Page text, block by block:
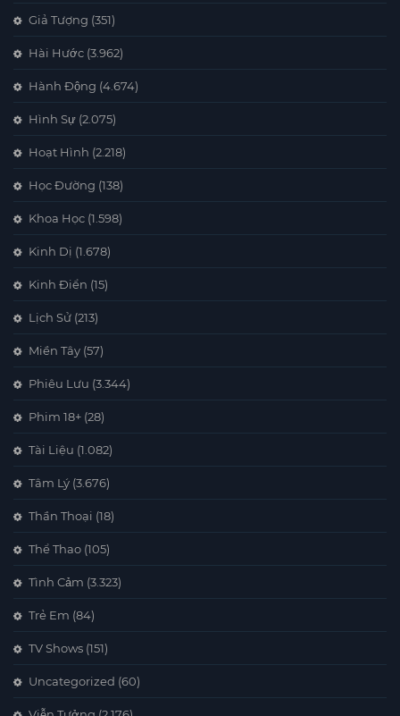
Giả Tượng (351)
Hài Hước (3.962)
Hành Động (4.674)
Hình Sự (2.075)
Hoạt Hình (2.218)
Học Đường (138)
Khoa Học (1.598)
Kinh Dị (1.678)
Kinh Điển (15)
Lịch Sử (213)
Miền Tây (57)
Phiêu Lưu (3.344)
Phim 18+ (28)
Tài Liệu (1.082)
Tâm Lý (3.676)
Thần Thoại (18)
Thể Thao (105)
Tình Cảm (3.323)
Trẻ Em (84)
TV Shows (151)
Uncategorized (60)